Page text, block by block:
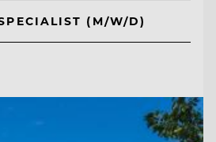
(M/W/D)